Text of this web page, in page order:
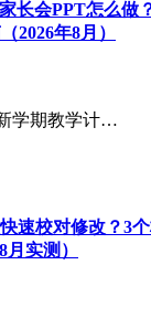
长会PPT怎么做
2026年8月）
新学期教学计…
速校对修改？3个
实测）